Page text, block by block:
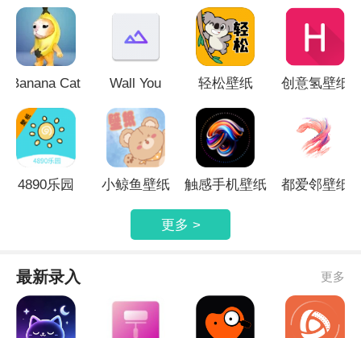
帅哥、电影、游戏、汽车、体育等，感
兴趣的小伙伴快来下载吧！
Banana Cat
Wall You 轻松壁纸 创意氢壁纸
4890乐园 小鲸鱼壁纸 触感手机壁纸 都爱邻壁纸
更多 >
最新录入 更多